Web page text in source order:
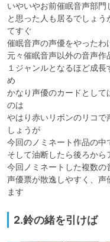
いやいやお前催眠音声部門
と思った人も居るでしょ
てすぐ
催眠音声の声優をやったわ
元々催眠音声以外の音声
１ジャンルとなるほど成
め
かなり声優のカードとして
のは
やはり赤いリボンのリコ
しょうが
今回のノミネート作品の中
そして油断したら後ろか
今回ノミネートした複数
声優票が散逸しやすく、声
ます
2.鈴の緒を引けば